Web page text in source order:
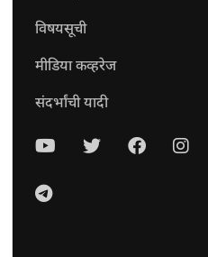
विषयसूची
मीडिया कव्हरेज
संदर्भांची यादी